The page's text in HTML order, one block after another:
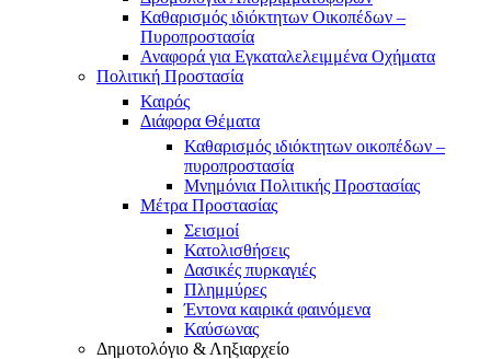
Καθαρισμός ιδιόκτητων Οικοπέδων –
Πυροπροστασία
Αναφορά για Εγκαταλελειμμένα Οχήματα
Πολιτική Προστασία
Καιρός
Διάφορα Θέματα
Καθαρισμός ιδιόκτητων οικοπέδων –
πυροπροστασία
Μνημόνια Πολιτικής Προστασίας
Μέτρα Προστασίας
Σεισμοί
Κατολισθήσεις
Δασικές πυρκαγιές
Πλημμύρες
Έντονα καιρικά φαινόμενα
Καύσωνας
Δημοτολόγιο & Ληξιαρχείο